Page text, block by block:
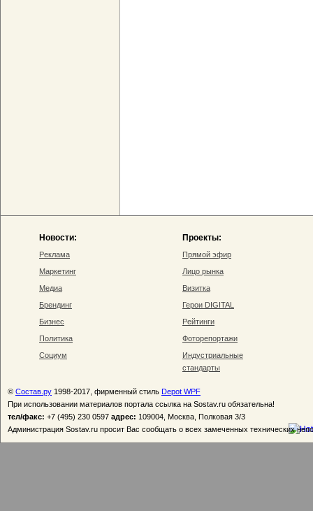
Новости:
Реклама
Маркетинг
Медиа
Брендинг
Бизнес
Политика
Социум
Проекты:
Прямой эфир
Лицо рынка
Визитка
Герои DIGITAL
Рейтинги
Фоторепортажи
Индустриальные
стандарты
© Состав.ру 1998-2017, фирменный стиль Depot WPF
При использовании материалов портала ссылка на Sostav.ru обязательна!
тел/факс: +7 (495) 230 0597 адрес: 109004, Москва, Полковая 3/3
Администрация Sostav.ru просит Вас сообщать о всех замеченных технических